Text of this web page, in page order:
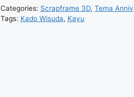
Categories: Scrapframe 3D, Tema Anniv
Tags: Kado Wisuda, Kayu